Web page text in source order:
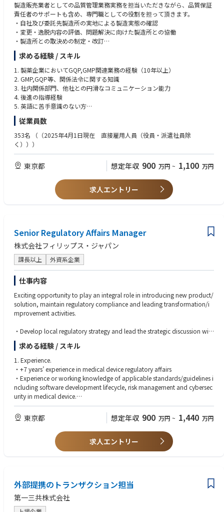
製造販売業者としての品質管理業務実務を担当いただきながら、品質保証
責任者のサポートも含め、専門職としての役割を担って頂きます。
・自社及び委託先製造所の実地による製造実態の確認
・変更・逸脱内容の評価、問題解決に向けた製造所との協働
・製造所との取決めの制定・改訂
・品質情報の処理、品質改善への取り組み
・SOP、品質標準書の作成・改訂
・市場への出荷管理
・薬事部門等社内関連部門との連携
求める経験 / スキル
1. 製薬企業においてGQP,GMP関連業務の経験（10年以上）
2. GMP,GQP等、関係法令に関する知識
3. 社内関係部門、他社との円滑なコミュニケーション能力
4. 後進の指導経験
5. 英語に苦手意識のない方
6. 薬剤師資格（尚可）
従業員数
353名
（（2025年4月1日現在 直接雇用人員（役員・派遣社員除
く）））
東京都 想定年収 900 万円 ~ 1,100 万円
求人エントリー
Senior Regulatory Affairs Manager
株式会社フィリップス・ジャパン
課長以上 外資系企業
仕事内容
Exciting opportunity to play an integral role in introducing new product/
solution, maintain regulatory compliance and leading transformation/i
mprovement activities.
・Develop local regulatory strategy and lead the strategic discussion with
related stakeholders to accelerate project development.
・Proactively identify risks within regulatory strategies, plans, products a
nd propose alternate approaches.
・Plan and execute product registration aligned with local business need
s.
・Maintain current registration approvals accordingly.
・Manage interactions with MHLW/PMDA and maintain a productive wor
king relationship.
・Review/Author product registration document, QMS/FMR document a
nd reimbursement document.
・Proceed regulatory assessment and promotional material review.
・Supervise RA administration activities.
・Lead various transformation/improvement activities.
求める経験 / スキル
1. Experience.
・+7 years’ experience in medical device regulatory affairs
・Experience or working knowledge of applicable standards/guidelines i
ncluding software development lifecycle, risk management and cybersec
urity in medical device.
・Maintains general knowledge of PMD act, ISO 13485, Radio act and M
easurement act.
・Actual experience of authoring class III / IV medical device submission i
ncluding SaMD and received approval.
・Bachelor of Science Degree in a regulatory or technical discipline (Mast
er's preferred)
・Fluent in Japanese and English
東京都 想定年収 900 万円 ~ 1,440 万円
求人エントリー
外部提携のトランザクション担当
第一三共株式会社